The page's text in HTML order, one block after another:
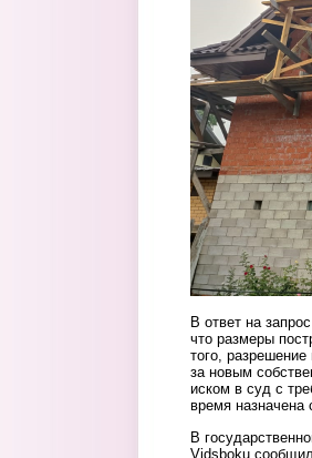
В ответ на
что размеры
того,
за новым
иском в суд с
время назначена
В
Vidsboku